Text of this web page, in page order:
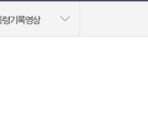
령기록영상